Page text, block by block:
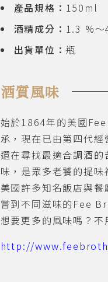
產品規格： 150ml
酒精成分： 1.3 %
出貨單位： 瓶
酒質風味
始於1864年的美國
承，現在已由第四代
還在尋找最適合調酒
味，是眾多老饕的提
美國許多知名飯店與
嘗到不同滋味的Fee
想要更多的風味嗎？
http://